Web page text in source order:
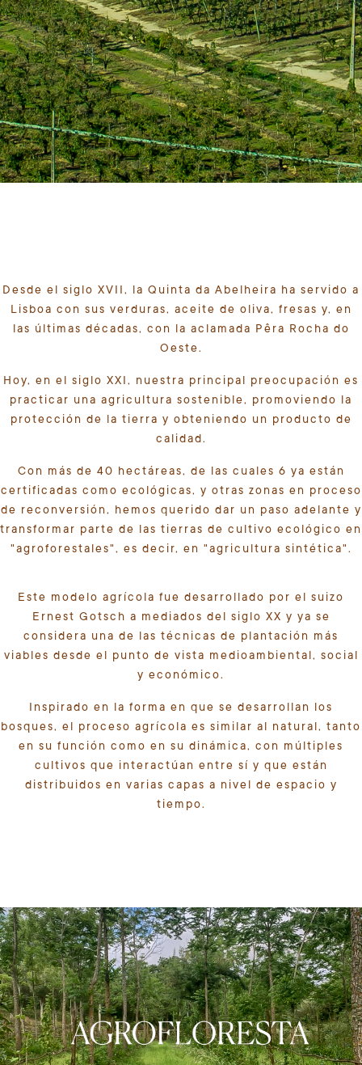
Desde el siglo XVII, la Quinta da Abelheira ha servido a
Lisboa con sus verduras, aceite de oliva, fresas y, en
las últimas décadas, con la aclamada Pêra Rocha do
Oeste.
Hoy, en el siglo XXI, nuestra principal preocupación es
practicar una agricultura sostenible, promoviendo la
protección de la tierra y obteniendo un producto de
calidad.
Con más de 40 hectáreas, de las cuales 6 ya están
certificadas como ecológicas, y otras zonas en proceso
de reconversión, hemos querido dar un paso adelante y
transformar parte de las tierras de cultivo ecológico en
"agroforestales", es decir, en "agricultura sintética".
Este modelo agrícola fue desarrollado por el suizo
Ernest Gotsch a mediados del siglo XX y ya se
considera una de las técnicas de plantación más
viables desde el punto de vista medioambiental, social
y económico.
Inspirado en la forma en que se desarrollan los
bosques, el proceso agrícola es similar al natural, tanto
en su función como en su dinámica, con múltiples
cultivos que interactúan entre sí y que están
distribuidos en varias capas a nivel de espacio y
tiempo.